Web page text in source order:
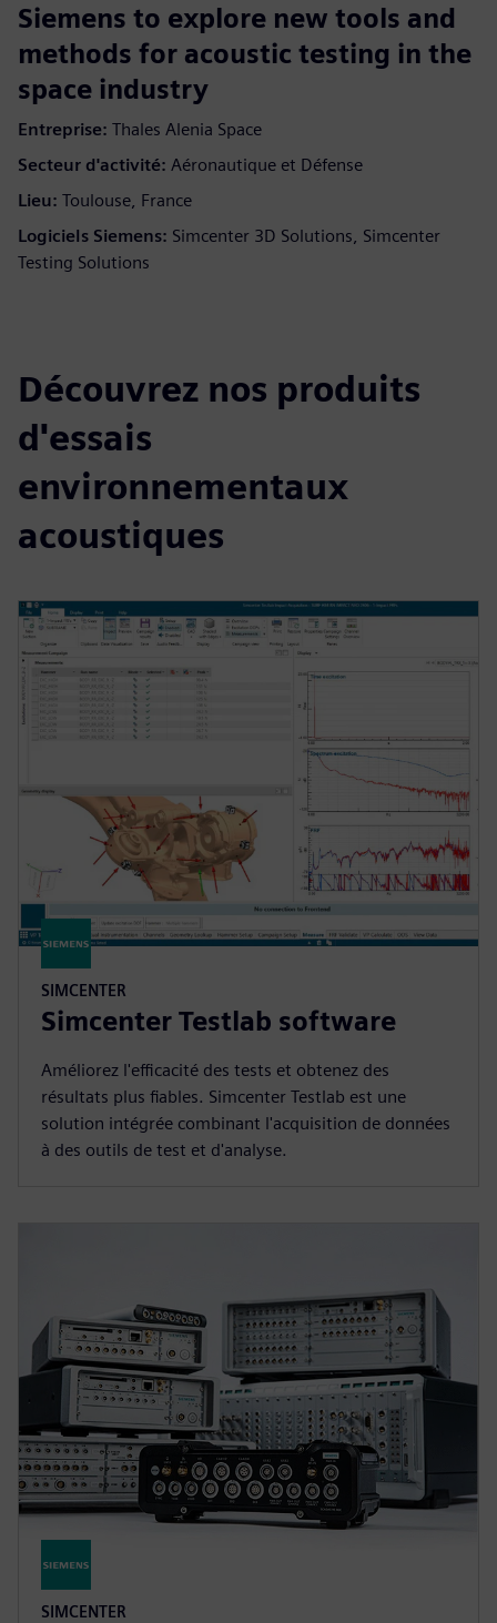
Siemens to explore new tools and
methods for acoustic testing in the
space industry
Entreprise: Thales Alenia Space
Secteur d'activité: Aéronautique et Défense
Lieu: Toulouse, France
Logiciels Siemens: Simcenter 3D Solutions, Simcenter
Testing Solutions
Découvrez nos produits
d'essais
environnementaux
acoustiques
SIMCENTER
Simcenter Testlab software
Améliorez l'efficacité des tests et obtenez des
résultats plus fiables. Simcenter Testlab est une
solution intégrée combinant l'acquisition de données
à des outils de test et d'analyse.
SIMCENTER